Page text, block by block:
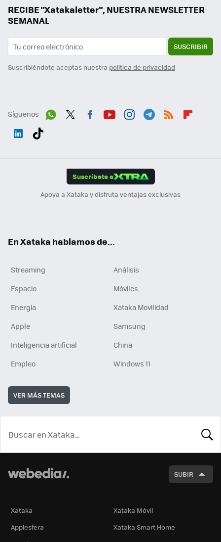
RECIBE "Xatakaletter", NUESTRA NEWSLETTER
SEMANAL
SUSCRIBIR
Suscribiéndote aceptas nuestra política de privacidad
Síguenos
Suscríbete a
Apoya a Xataka y disfruta ventajas exclusivas
En Xataka hablamos de...
Streaming
Análisis
Espacio
Móviles
Energía
Xataka Movilidad
Apple
Samsung
Inteligencia artificial
China
Empleo
Windows 11
VER MÁS TEMAS
SUBIR
Xataka
Xataka Móvil
Applesfera
Xataka Smart Home